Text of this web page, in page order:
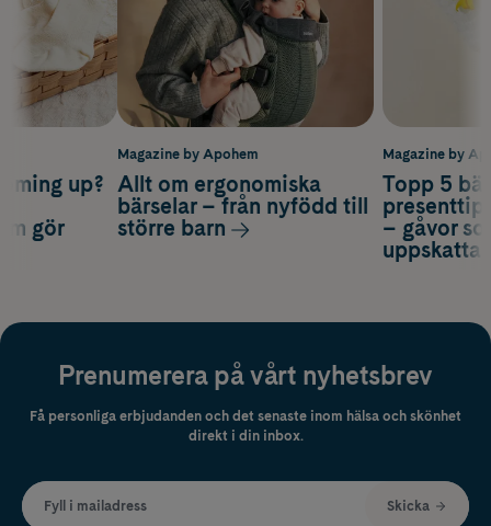
Magazine by
Topp 5
– gåvor
up?
gör
Magazine by Apohem
Allt om ergonomiska
bärselar – från nyfödd till
större barn
Prenumerera på vårt nyhetsbrev
Få personliga erbjudanden och det senaste inom hälsa och skönhet
direkt i din inbox.
Fyll i mailadress Skicka